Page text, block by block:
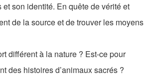
son identité. En quête de vérité et
de la source et de trouver les moyens
différent à la nature ? Est-ce pour
des histoires d’animaux sacrés ?